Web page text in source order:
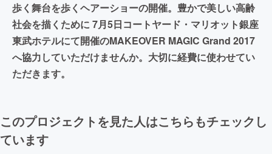
歩く舞台を歩くヘアーショーの開催。豊かで美しい高齢
社会を描くために 7月5日コートヤード・マリオット銀座
東武ホテルにて開催のMAKEOVER MAGIC Grand 2017
へ協力していただけませんか。大切に経費に使わせてい
ただきます。
このプロジェクトを見た人はこちらもチェックし
ています